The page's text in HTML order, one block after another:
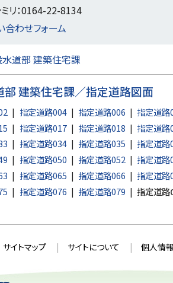
ミリ：0164-22-8134
合わせフォーム
道部 建築住宅課
部 建築住宅課／指定道路図面
指定道路004 指定道路006
指定道路
指定道路017 指定道路018
指定道路
指定道路034 指定道路035
指定道路
指定道路050 指定道路052
指定道路
指定道路065 指定道路066
指定道路
指定道路076 指定道路079 指定道路
サイトマップ サイトについて 個人情